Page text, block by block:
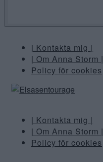
| Kontakta mig |
| Om Anna Storm |
Policy för cookies
| Kontakta mig |
| Om Anna Storm |
Policy för cookies